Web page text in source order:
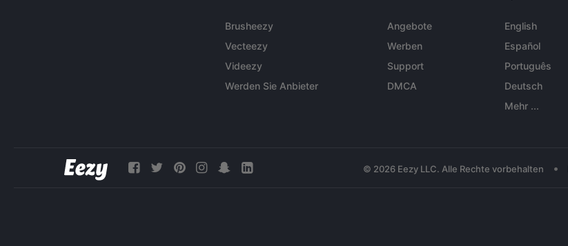
Brusheezy
Vecteezy
Videezy
Werden Sie Anbieter
Angebote
Werben
Support
DMCA
English
Español
Português
Deutsch
Mehr ...
© 2026 Eezy LLC. Alle Rechte vorbehalten •